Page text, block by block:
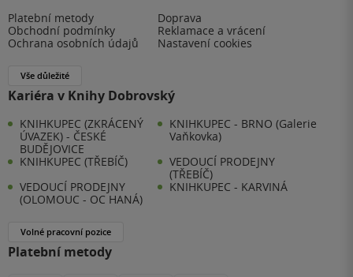
Platební metody
Doprava
Obchodní podmínky
Reklamace a vrácení
Ochrana osobních údajů
Nastavení cookies
Vše důležité
Kariéra v Knihy Dobrovský
KNIHKUPEC (ZKRÁCENÝ
ÚVAZEK) - ČESKÉ
BUDĚJOVICE
KNIHKUPEC - BRNO (Galerie
Vaňkovka)
KNIHKUPEC (TŘEBÍČ)
VEDOUCÍ PRODEJNY
(TŘEBÍČ)
VEDOUCÍ PRODEJNY
(OLOMOUC - OC HANÁ)
KNIHKUPEC - KARVINÁ
Volné pracovní pozice
Platební metody